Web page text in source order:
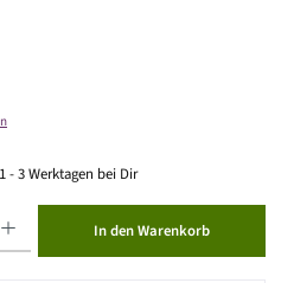
- 3 Werktagen bei Dir
In den Warenkorb